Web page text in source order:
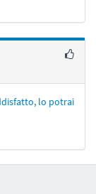
lo potrai